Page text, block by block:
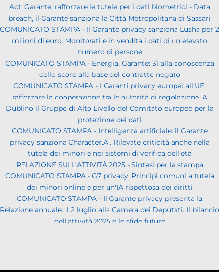
Act, Garante: rafforzare le tutele per i dati biometrici - Data
breach, il Garante sanziona la Città Metropolitana di Sassari
COMUNICATO STAMPA - Il Garante privacy sanziona Lusha per 2
milioni di euro. Monitorati e in vendita i dati di un elevato
numero di persone
COMUNICATO STAMPA - Energia, Garante: Sì alla conoscenza
dello score alla base del contratto negato
COMUNICATO STAMPA - I Garanti privacy europei all'UE:
rafforzare la cooperazione tra le autorità di regolazione. A
Dublino il Gruppo di Alto Livello del Comitato europeo per la
protezione dei dati
COMUNICATO STAMPA - Intelligenza artificiale: il Garante
privacy sanziona Character.AI. Rilevate criticità anche nella
tutela dei minori e nei sistemi di verifica dell'età
RELAZIONE SULL’ATTIVITÀ 2025 - Sintesi per la stampa
COMUNICATO STAMPA - G7 privacy: Principi comuni a tutela
dei minori online e per un'IA rispettosa dei diritti
COMUNICATO STAMPA - Il Garante privacy presenta la
Relazione annuale. Il 2 luglio alla Camera dei Deputati. Il bilancio
dell’attività 2025 e le sfide future